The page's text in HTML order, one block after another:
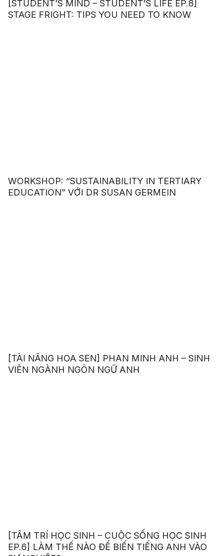
[STUDENT’S MIND – STUDENT’S LIFE EP.8]
STAGE FRIGHT: TIPS YOU NEED TO KNOW
WORKSHOP: “SUSTAINABILITY IN TERTIARY
EDUCATION” VỚI DR SUSAN GERMEIN
[TÀI NĂNG HOA SEN] PHAN MINH ANH – SINH
VIÊN NGÀNH NGÔN NGỮ ANH
[TÂM TRÍ HỌC SINH – CUỘC SỐNG HỌC SINH
EP.6] LÀM THẾ NÀO ĐỂ BIẾN TIẾNG ANH VÀO